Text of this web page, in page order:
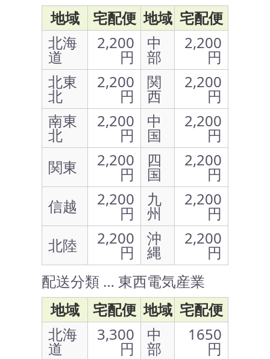
地域
宅配便 地域 宅配便
北海
道
2,200
円
中
部
2,200
円
北東
北
2,200
円
関
西
2,200
円
南東
北
2,200
円
中
国
2,200
円
関東
2,200
円
四
国
2,200
円
信越
2,200
円
九
州
2,200
円
北陸
2,200
円
沖
縄
2,200
円
配送分類 … 東西電気産業
地域
宅配便 地域 宅配便
北海
道
3,300
円
中
部
1650
円